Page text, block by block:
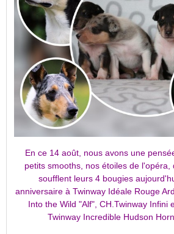
En ce 14 août, nous avons une
petits smooths, nos étoiles de l'opéra,
soufflent leurs 4 bougies
anniversaire à Twinway Idéale Rouge
Into the Wild "Alf", CH.Twinway Infini
Twinway Incredible Hudson